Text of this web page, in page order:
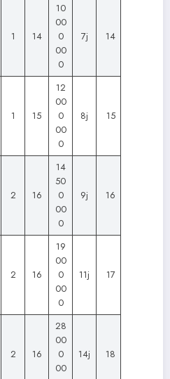
1 14
10
00
0
00
0
7j 14
1 15
12
00
0
00
0
8j 15
2 16
14
50
0
00
0
9j 16
2 16
19
00
0
00
0
11j 17
2 16
28
00
0
00
14j 18